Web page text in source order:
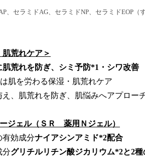
、セラミドAG、セラミドNP、セラミドEOP（
肌荒れケア＞
荒れを防ぎ、シミ予防*1・シワ改善
肌を労わる保湿・肌荒れケア
、肌荒れを防ぎ、肌悩みへアプロー
ジェル（ＳＲ 薬用Ｎジェル）
有効成分ナイアシンアミド*2配合
分グリチルリチン酸ジカリウム*2と2